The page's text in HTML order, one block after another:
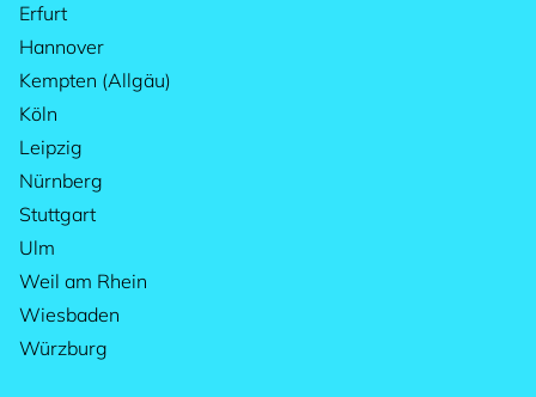
Erfurt
Hannover
Kempten (Allgäu)
Köln
Leipzig
Nürnberg
Stuttgart
Ulm
Weil am Rhein
Wiesbaden
Würzburg